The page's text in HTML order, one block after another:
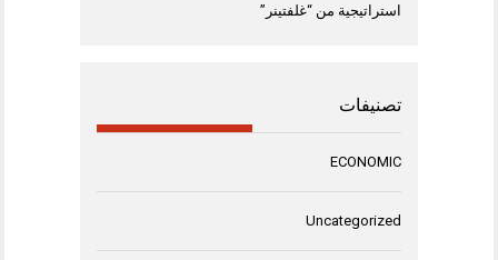
استراتيجية من “غلفتينر”
تصنيفات
ECONOMIC
Uncategorized